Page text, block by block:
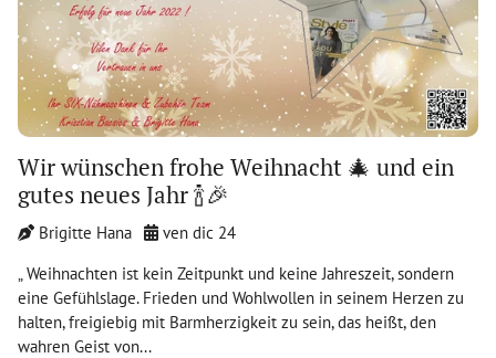
Wir wünschen frohe Weihnacht 🎄 und ein
gutes neues Jahr 🍾🎉
Brigitte Hana
ven dic 24
„ Weihnachten ist kein Zeitpunkt und keine Jahreszeit, sondern
eine Gefühlslage. Frieden und Wohlwollen in seinem Herzen zu
halten, freigiebig mit Barmherzigkeit zu sein, das heißt, den
wahren Geist von...